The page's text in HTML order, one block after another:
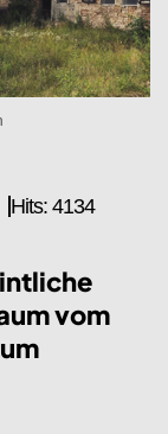
Hits: 4134
vom